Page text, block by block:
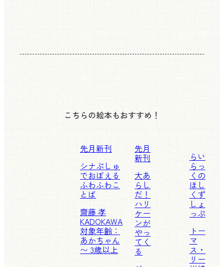
こちらの絵本もおすすめ！
先月新刊
シナぷしゅ
でおぼえる
ふわふわこ
とば
齋藤 孝
KADOKAWA
対象年齢：
あかちゃん
〜 3歳以上
先月
新刊
大あ
らし
だ！
ハリ
ケー
ンが
やっ
てく
る
らい
らっ
くの
ほし
くず
しょ
っぷ
トー
マ
ス・
リー